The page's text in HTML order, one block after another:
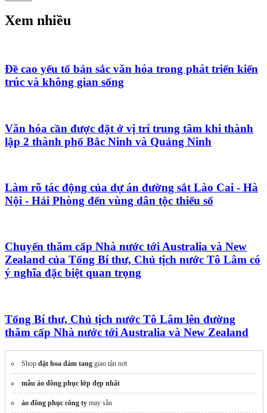
Xem nhiều
Đề cao yếu tố bản sắc văn hóa trong phát triển kiến
trúc và không gian sống
Văn hóa cần được đặt ở vị trí trung tâm khi thành
lập 2 thành phố Bắc Ninh và Quảng Ninh
Làm rõ tác động của dự án đường sắt Lào Cai - Hà
Nội - Hải Phòng đến vùng dân tộc thiểu số
Chuyến thăm cấp Nhà nước tới Australia và New
Zealand của Tổng Bí thư, Chủ tịch nước Tô Lâm có
ý nghĩa đặc biệt quan trọng
Tổng Bí thư, Chủ tịch nước Tô Lâm lên đường
thăm cấp Nhà nước tới Australia và New Zealand
Shop đặt hoa đám tang giao tận nơi
mẫu áo đồng phục lớp đẹp nhất
áo đồng phục công ty may sẵn